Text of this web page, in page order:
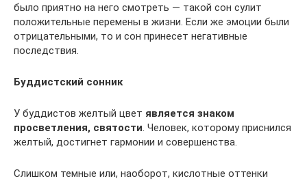
было приятно на него смотреть — такой сон сулит
положительные перемены в жизни. Если же эмоции были
отрицательными, то и сон принесет негативные
последствия.
Буддистский сонник
У буддистов желтый цвет является знаком
просветления, святости. Человек, которому приснился
желтый, достигнет гармонии и совершенства.
Слишком темные или, наоборот, кислотные оттенки